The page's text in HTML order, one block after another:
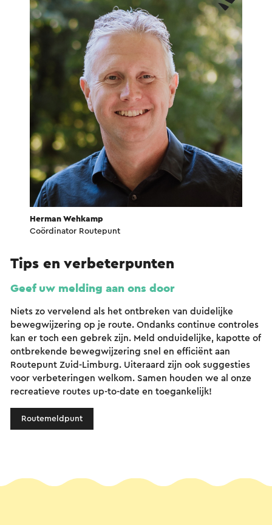
Herman Wehkamp
Coördinator Routepunt
Tips en verbeterpunten
Geef uw melding aan ons door
Niets zo vervelend als het ontbreken van duidelijke
bewegwijzering op je route. Ondanks continue controles
kan er toch een gebrek zijn. Meld onduidelijke, kapotte of
ontbrekende bewegwijzering snel en efficiënt aan
Routepunt Zuid-Limburg. Uiteraard zijn ook suggesties
voor verbeteringen welkom. Samen houden we al onze
recreatieve routes up-to-date en toegankelijk!
Routemeldpunt